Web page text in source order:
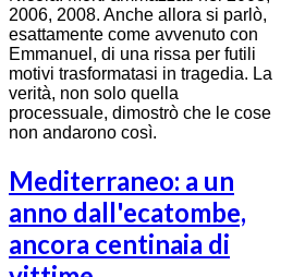
2006, 2008. Anche allora si parlò,
esattamente come avvenuto con
Emmanuel, di una rissa per futili
motivi trasformatasi in tragedia. La
verità, non solo quella
processuale, dimostrò che le cose
non andarono così.
Mediterraneo: a un
anno dall'ecatombe,
ancora centinaia di